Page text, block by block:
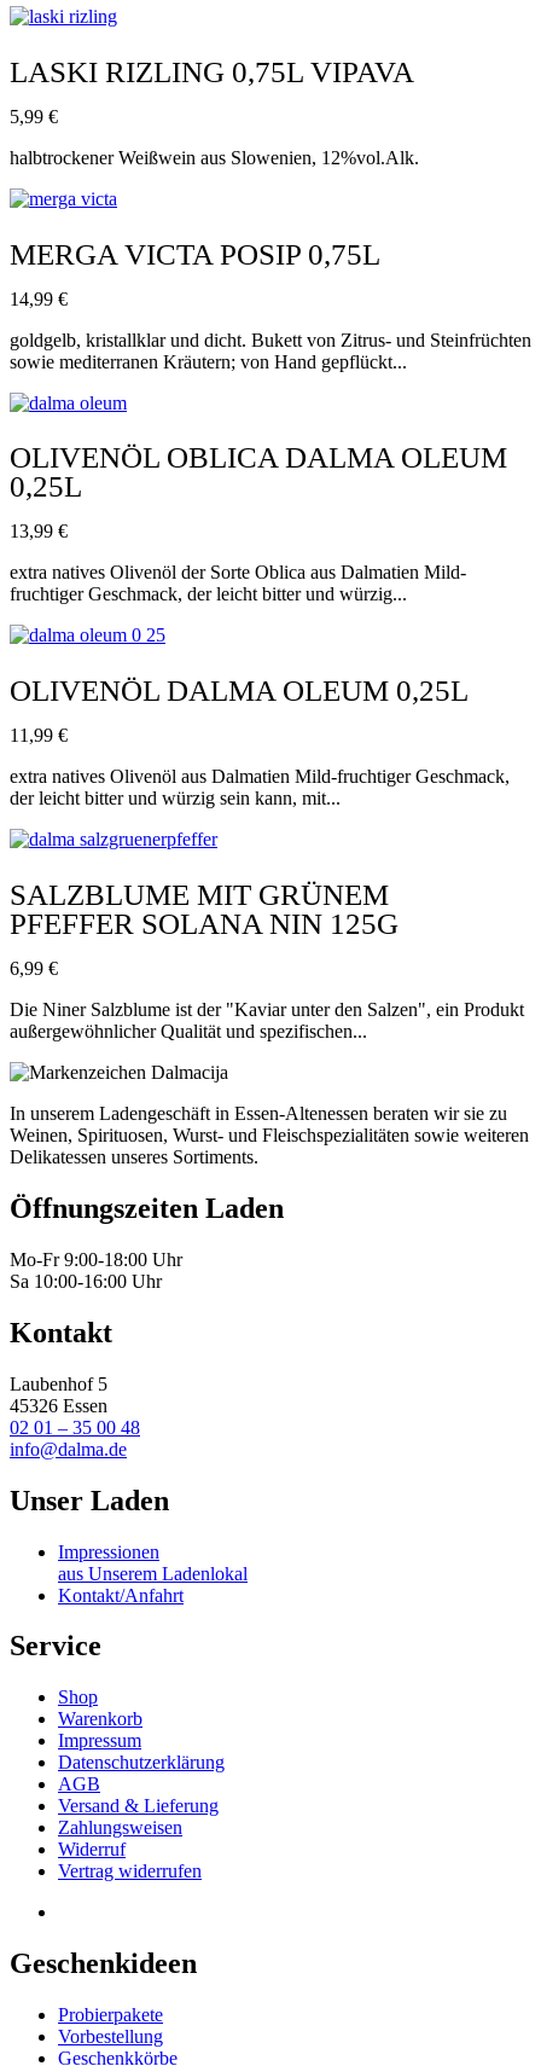
LASKI RIZLING 0,75L VIPAVA
5,99 €
halbtrockener Weißwein aus Slowenien, 12%vol.Alk.
MERGA VICTA POSIP 0,75L
14,99 €
goldgelb, kristallklar und dicht. Bukett von Zitrus- und Steinfrüchten
sowie mediterranen Kräutern; von Hand gepflückt...
OLIVENÖL OBLICA DALMA OLEUM
0,25L
13,99 €
extra natives Olivenöl der Sorte Oblica aus Dalmatien Mild-
fruchtiger Geschmack, der leicht bitter und würzig...
OLIVENÖL DALMA OLEUM 0,25L
11,99 €
extra natives Olivenöl aus Dalmatien Mild-fruchtiger Geschmack,
der leicht bitter und würzig sein kann, mit...
SALZBLUME MIT GRÜNEM
PFEFFER SOLANA NIN 125G
6,99 €
Die Niner Salzblume ist der "Kaviar unter den Salzen", ein Produkt
außergewöhnlicher Qualität und spezifischen...
In unserem Ladengeschäft in Essen-Altenessen beraten wir sie zu
Weinen, Spirituosen, Wurst- und Fleischspezialitäten sowie weiteren
Delikatessen unseres Sortiments.
Öffnungszeiten Laden
Mo-Fr 9:00-18:00 Uhr
Sa 10:00-16:00 Uhr
Kontakt
Laubenhof 5
45326 Essen
02 01 – 35 00 48
info@dalma.de
Unser Laden
Impressionen
aus Unserem Ladenlokal
Kontakt/Anfahrt
Service
Shop
Warenkorb
Impressum
Datenschutzerklärung
AGB
Versand & Lieferung
Zahlungsweisen
Widerruf
Vertrag widerrufen
Geschenkideen
Probierpakete
Vorbestellung
Geschenkkörbe